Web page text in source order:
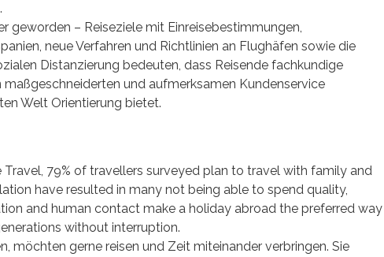
geworden – Reiseziele mit Einreisebestimmungen,
neue Verfahren und Richtlinien an Flughäfen sowie die
Distanzierung bedeuten, dass Reisende fachkundige
und aufmerksamen Kundenservice
Welt Orientierung bietet.
79% of travellers surveyed plan to travel with family and
have resulted in many not being able to spend quality,
and human contact make a holiday abroad the preferred way
without interruption.
möchten gerne reisen und Zeit miteinander verbringen. Sie